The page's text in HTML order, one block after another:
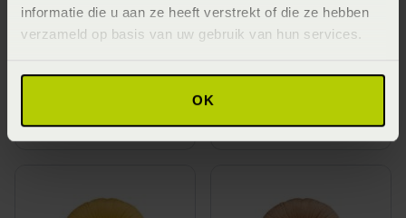
informatie die u aan ze heeft verstrekt of die ze hebben
verzameld op basis van uw gebruik van hun services.
OK
Sierkussen -
Sierkussen - Dusty